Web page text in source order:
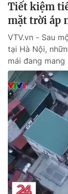
Góc doanh
Truyền hình
Phim VTV
Hậu trường
Nhân vật
Khán giả
Giải sao mai
Giải trí
Điện ảnh
Âm nhạc
Sao
Đời sống
Du lịch
Làm đẹp
Chất lượng
Giáo dục
Tuyển sinh
Học trực tuyến
Công nghệ
Hitech Công
Sản phẩm
Thị trường
Giao lưu trực
Lịch phát
Tiết kiệm
mặt trời áp
VTV.vn - Sau
tại Hà Nội,
mái đang mang